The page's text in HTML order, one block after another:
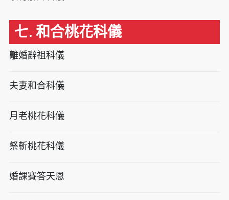
七. 和合桃花科儀
離婚辭祖科儀
夫妻和合科儀
月老桃花科儀
祭斬桃花科儀
婚課賽答天恩